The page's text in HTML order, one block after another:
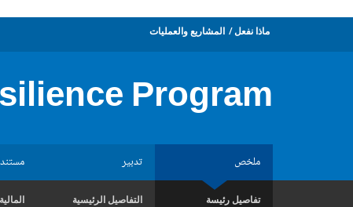
ماذا نفعل المشاريع والعمليات
Program
ملخص تدبير
تفاصيل رئيسة التفاصيل الرئيسية المالية